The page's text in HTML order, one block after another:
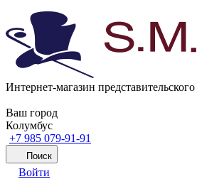
Интернет-магазин представительского
Ваш город
Колумбус
+7 985 079-91-91
Поиск
Войти